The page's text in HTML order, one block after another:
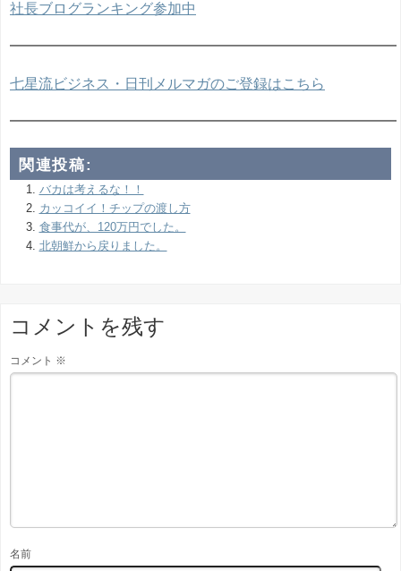
社長ブログランキング参加中
━━━━━━━━━━━━━━━━━━━━━━━━━━━
七星流ビジネス・日刊メルマガのご登録はこちら
━━━━━━━━━━━━━━━━━━━━━━━━━━━
関連投稿:
バカは考えるな！！
カッコイイ！チップの渡し方
食事代が、120万円でした。
北朝鮮から戻りました。
コメントを残す
コメント ※
名前